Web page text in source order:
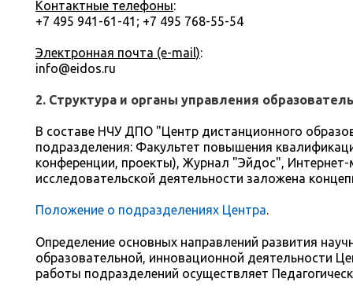
Контактные телефоны:
+7 495 941-61-41; +7 495 768-55-54
Электронная почта (e-mail):
info@eidos.ru
2. Структура и органы управления
В составе НЧУ ДПО "Центр дистанционного
подразделения: Факультет повышения
конференции, проекты), Журнал "Эйдос", Интернет-
исследовательской деятельности заложена
Положение о подразделениях Центра.
Определение основных направлений развития
образовательной, инновационной деятельности
работы подразделений осуществляет